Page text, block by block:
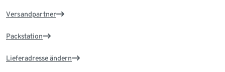
Versandpartner
Packstation
Lieferadresse ändern